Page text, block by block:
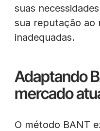
suas
sua reputação ao
inadequadas.
Adaptando
mercado
O método BANT